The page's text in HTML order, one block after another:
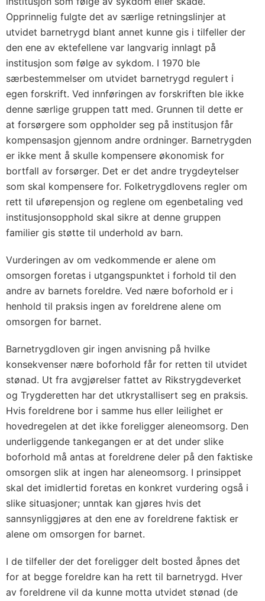
Opprinnelig fulgte det av særlige retningslinjer at
utvidet barnetrygd blant annet kunne gis i tilfeller der
den ene av ektefellene var langvarig innlagt på
institusjon som følge av sykdom. I 1970 ble
særbestemmelser om utvidet barnetrygd regulert i
egen forskrift. Ved innføringen av forskriften ble ikke
denne særlige gruppen tatt med. Grunnen til dette er
at forsørgere som oppholder seg på institusjon får
kompensasjon gjennom andre ordninger. Barnetrygden
er ikke ment å skulle kompensere økonomisk for
bortfall av forsørger. Det er det andre trygdeytelser
som skal kompensere for. Folketrygdlovens regler om
rett til uførepensjon og reglene om egenbetaling ved
institusjonsopphold skal sikre at denne gruppen
familier gis støtte til underhold av barn.
Vurderingen av om vedkommende er alene om
omsorgen foretas i utgangspunktet i forhold til den
andre av barnets foreldre. Ved nære boforhold er i
henhold til praksis ingen av foreldrene alene om
omsorgen for barnet.
Barnetrygdloven gir ingen anvisning på hvilke
konsekvenser nære boforhold får for retten til utvidet
stønad. Ut fra avgjørelser fattet av Rikstrygdeverket
og Trygderetten har det utkrystallisert seg en praksis.
Hvis foreldrene bor i samme hus eller leilighet er
hovedregelen at det ikke foreligger aleneomsorg. Den
underliggende tankegangen er at det under slike
boforhold må antas at foreldrene deler på den faktiske
omsorgen slik at ingen har aleneomsorg. I prinsippet
skal det imidlertid foretas en konkret vurdering også i
slike situasjoner; unntak kan gjøres hvis det
sannsynliggjøres at den ene av foreldrene faktisk er
alene om omsorgen for barnet.
I de tilfeller der det foreligger delt bosted åpnes det
for at begge foreldre kan ha rett til barnetrygd. Hver
av foreldrene vil da kunne motta utvidet stønad (de